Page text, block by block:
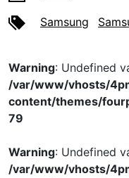
Samsung
Warning: Undefined
/var/www/vhosts/
content/themes/
79
Warning: Undefined
/var/www/vhosts/